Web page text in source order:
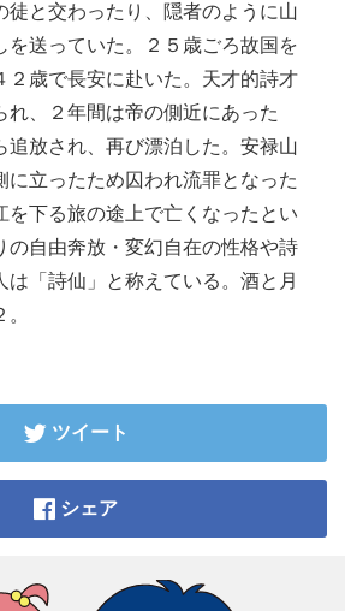
徒と交わったり、隠者のように山
を送っていた。２５歳ごろ故国を
２歳で長安に赴いた。天才的詩才
れ、２年間は帝の側近にあった
追放され、再び漂泊した。安禄山
に立ったため囚われ流罪となった
を下る旅の途上で亡くなったとい
の自由奔放・変幻自在の性格や詩
は「詩仙」と称えている。酒と月
ツイート
シェア